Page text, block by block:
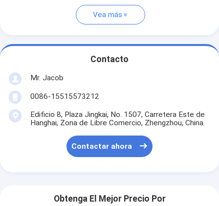
Vea más
Contacto
Mr. Jacob
0086-15515573212
Edificio 8, Plaza Jingkai, No. 1507, Carretera Este de
Hanghai, Zona de Libre Comercio, Zhengzhou, China.
Contactar ahora
Obtenga El Mejor Precio Por